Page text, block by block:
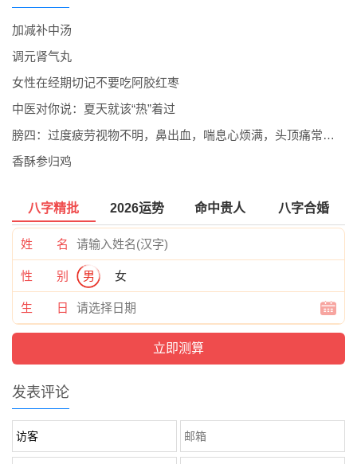
加减补中汤
调元肾气丸
女性在经期切记不要吃阿胶红枣
中医对你说：夏天就该“热”着过
膀四：过度疲劳视物不明，鼻出血，喘息心烦满，头顶痛常按曲差穴
香酥参归鸡
八字精批 2026运势 命中贵人 八字合婚
姓 名
性 别 男 女
生 日
发表评论